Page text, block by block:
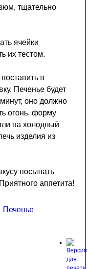
тщательно
ячейки
их тестом.
в
Печенье будет
оно должно
огонь, форму
на холодный
изделия из
посыпать
аппетита!
Печенье